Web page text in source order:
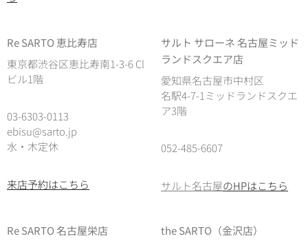
Re SARTO 恵比寿店
東京都渋谷区恵比寿南1-3-6 Cl
ビル1階
03-6303-0113
ebisu@sarto.jp
水・木定休
来店予約はこちら
サルト サローネ 名古屋ミッド
ランドスクエア店
愛知県名古屋市中村区
名駅4-7-1ミッドランドスクエ
ア3階
052-485-6607
サルト名古屋のHPはこちら
Re SARTO 名古屋栄店
the SARTO（金沢店）